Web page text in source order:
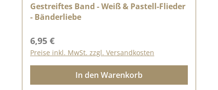
Gestreiftes Band - Weiß & Pastell-Flieder
- Bänderliebe
Regulärer Preis:
6,95 €
Preise inkl. MwSt. zzgl. Versandkosten
In den Warenkorb